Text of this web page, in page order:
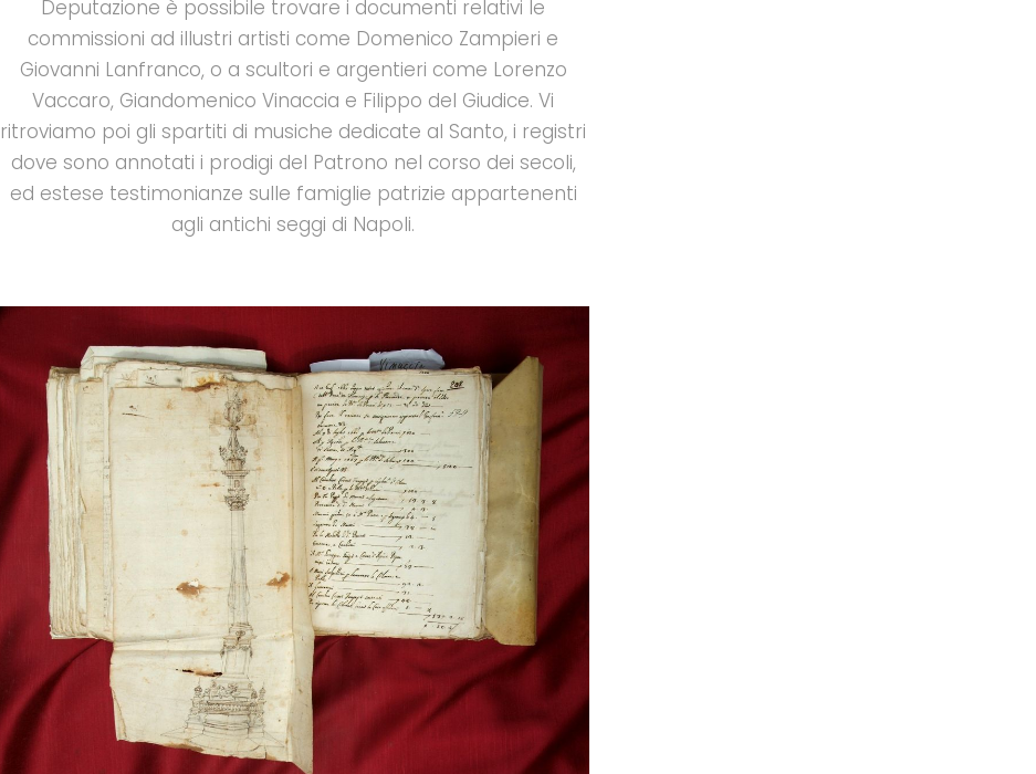
Deputazione è possibile trovare i documenti relativi le
commissioni ad illustri artisti come Domenico Zampieri e
Giovanni Lanfranco, o a scultori e argentieri come Lorenzo
Vaccaro, Giandomenico Vinaccia e Filippo del Giudice. Vi
ritroviamo poi gli spartiti di musiche dedicate al Santo, i registri
dove sono annotati i prodigi del Patrono nel corso dei secoli,
ed estese testimonianze sulle famiglie patrizie appartenenti
agli antichi seggi di Napoli.